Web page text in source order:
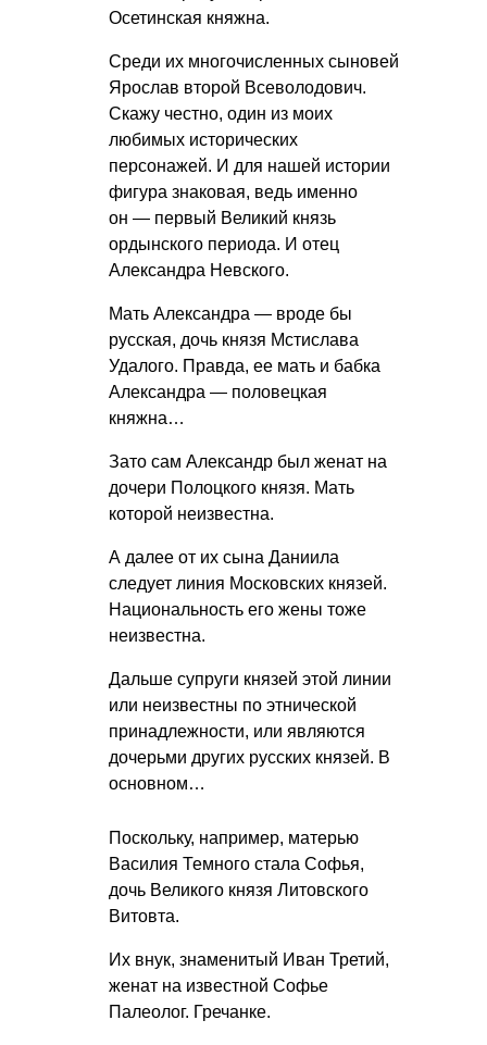
Осетинская княжна.
Среди их многочисленных сыновей
Ярослав второй Всеволодович.
Скажу честно, один из моих
любимых исторических
персонажей. И для нашей истории
фигура знаковая, ведь именно
он — первый Великий князь
ордынского периода. И отец
Александра Невского.
Мать Александра — вроде бы
русская, дочь князя Мстислава
Удалого. Правда, ее мать и бабка
Александра — половецкая
княжна…
Зато сам Александр был женат на
дочери Полоцкого князя. Мать
которой неизвестна.
А далее от их сына Даниила
следует линия Московских князей.
Национальность его жены тоже
неизвестна.
Дальше супруги князей этой линии
или неизвестны по этнической
принадлежности, или являются
дочерьми других русских князей. В
основном…
Поскольку, например, матерью
Василия Темного стала Софья,
дочь Великого князя Литовского
Витовта.
Их внук, знаменитый Иван Третий,
женат на известной Софье
Палеолог. Гречанке.